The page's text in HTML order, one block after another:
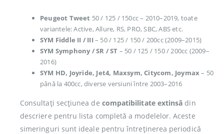
Peugeot Tweet 50 / 125 / 150cc – 2010–2019, toate
variantele: Active, Allure, RS, PRO, SBC, ABS etc.
SYM Fiddle II / III – 50 / 125 / 150 / 200cc (2009–2015)
SYM Symphony / SR / ST – 50 / 125 / 150 / 200cc (2009–
2016)
SYM HD, Joyride, Jet4, Maxsym, Citycom, Joymax – 50
până la 400cc, diverse versiuni între 2003–2016
Consultați secțiunea de compatibilitate extinsă din
descriere pentru lista completă a modelelor. Aceste
simeringuri sunt ideale pentru întreținerea periodică